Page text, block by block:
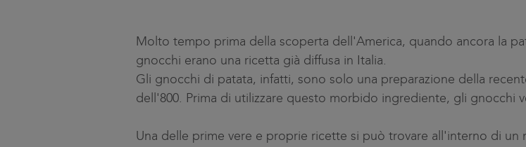
Molto tempo prima della scoperta dell'America, quando ancora la
gnocchi erano una ricetta già diffusa in Italia.
Gli gnocchi di patata, infatti, sono solo una preparazione della
dell'800. Prima di utilizzare questo morbido ingrediente, gli gnocchi
Una delle prime vere e proprie ricette si può trovare all'interno di un